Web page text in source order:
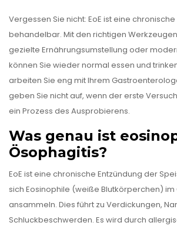
Vergessen Sie nicht: EoE ist eine
behandelbar. Mit den richtigen
gezielte Ernährungsumstellung oder
können Sie wieder normal essen und
arbeiten Sie eng mit Ihrem
geben Sie nicht auf, wenn der erste
ein Prozess des Ausprobierens.
Was genau ist
Ösophagitis?
EoE ist eine chronische Entzündung der
sich Eosinophile (weiße Blutkörperchen)
ansammeln. Dies führt zu Verdickungen,
Schluckbeschwerden. Es wird durch